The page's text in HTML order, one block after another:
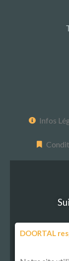
Infos
DOORTAL